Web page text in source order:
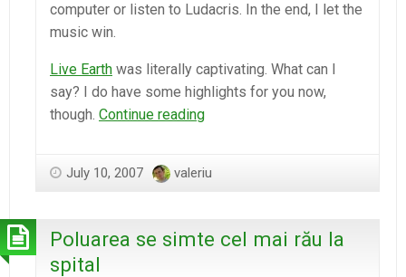
computer or listen to Ludacris. In the end, I let the
music win.
Live Earth was literally captivating. What can I
say? I do have some highlights for you now,
though. Continue readingSending
S.O.S.
July 10, 2007 valeriu
Poluarea se simte cel mai rău la
spital